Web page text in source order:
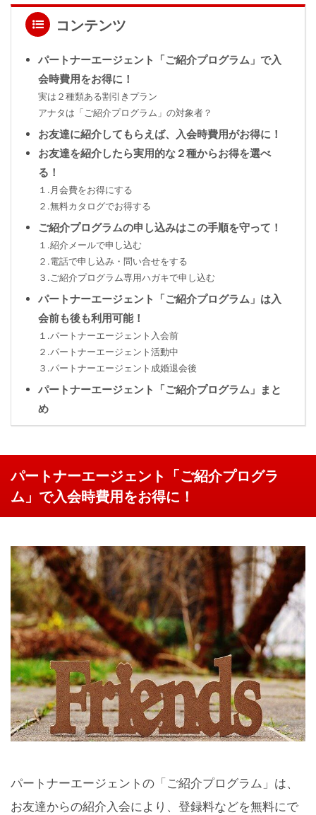
コンテンツ
パートナーエージェント「ご紹介プログラム」で入
会時費用をお得に！
実は２種類ある割引きプラン
アナタは「ご紹介プログラム」の対象者？
お友達に紹介してもらえば、入会時費用がお得に！
お友達を紹介したら実用的な２種からお得を選べ
る！
１.月会費をお得にする
２.無料カタログでお得する
ご紹介プログラムの申し込みはこの手順を守って！
１.紹介メールで申し込む
２.電話で申し込み・問い合せをする
３.ご紹介プログラム専用ハガキで申し込む
パートナーエージェント「ご紹介プログラム」は入
会前も後も利用可能！
１.パートナーエージェント入会前
２.パートナーエージェント活動中
３.パートナーエージェント成婚退会後
パートナーエージェント「ご紹介プログラム」まと
め
パートナーエージェント「ご紹介プログラ
ム」で入会時費用をお得に！
パートナーエージェントの「ご紹介プログラム」は、
お友達からの紹介入会により、登録料などを無料にで